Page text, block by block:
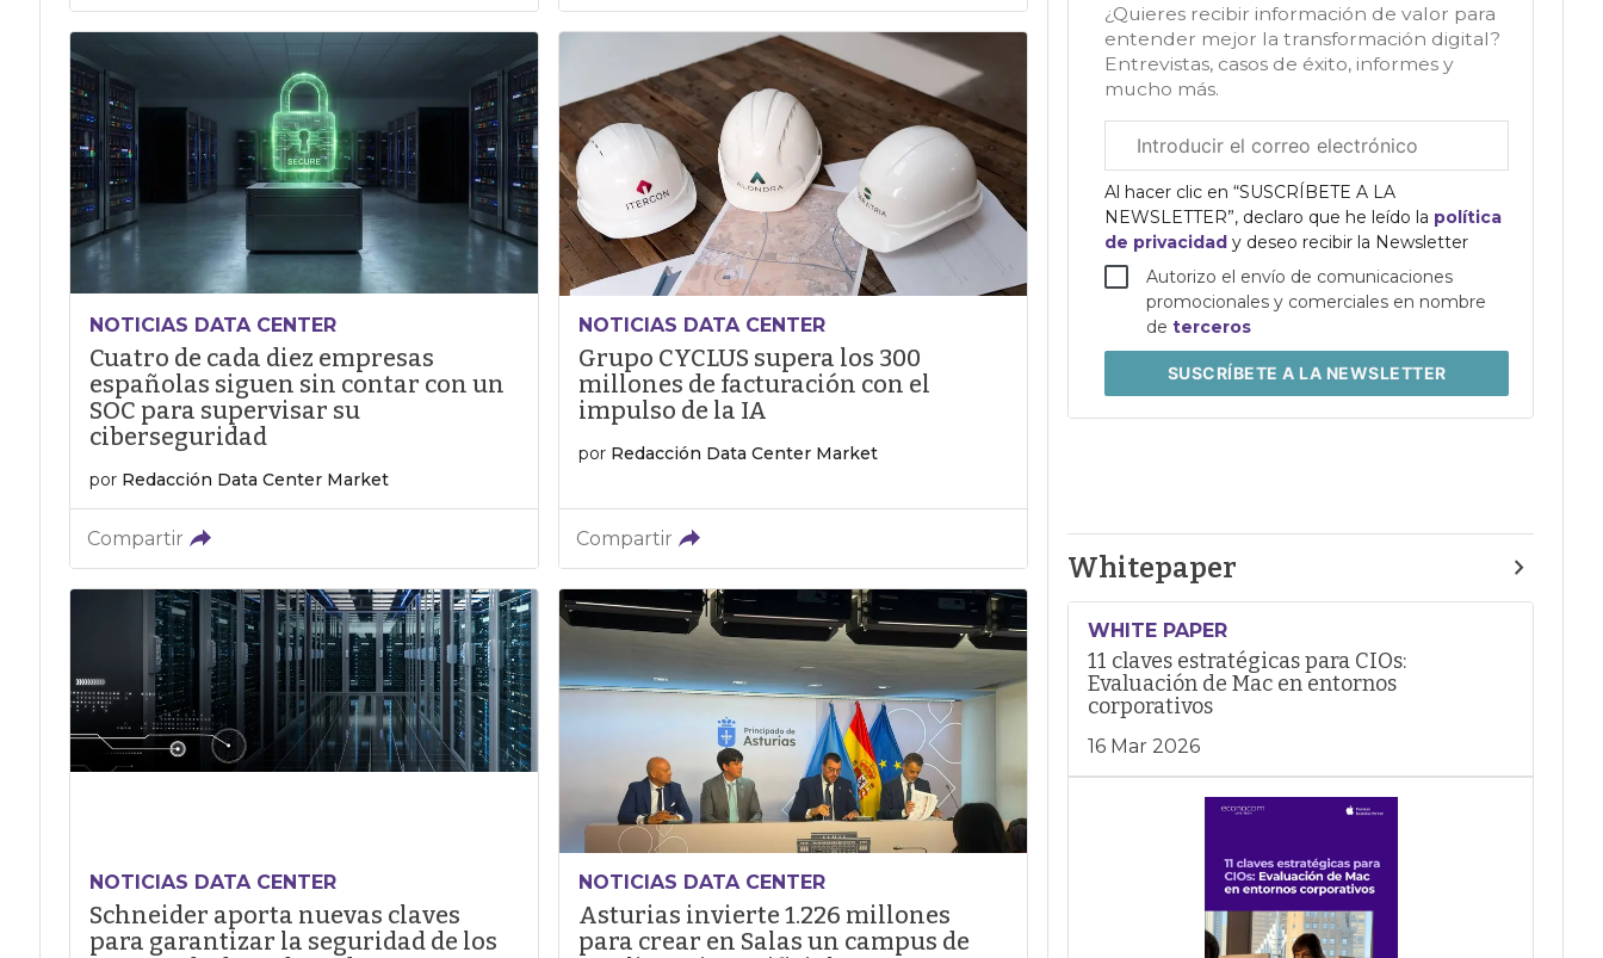
NOTICIAS DATA CENTER
Cuatro de cada diez empresas
españolas siguen sin contar con un
SOC para supervisar su
ciberseguridad
por Redacción Data Center Market
Compartir
NOTICIAS DATA CENTER
Grupo CYCLUS supera los 300
millones de facturación con el
impulso de la IA
por Redacción Data Center Market
Compartir
NOTICIAS DATA CENTER
Schneider aporta nuevas claves
para garantizar la seguridad de los
NOTICIAS DATA CENTER
Asturias invierte 1.226 millones
para crear en Salas un campus de
¿Quieres recibir información de valor para
entender mejor la transformación digital?
Entrevistas, casos de éxito, informes y
mucho más.
electrónico
corporativo
Al hacer clic en “SUSCRÍBETE A LA
NEWSLETTER”, declaro que he leído la política
de privacidady deseo recibir la Newsletter
Autorizo el envío de comunicaciones
promocionales y comerciales en nombre
deterceros
SUSCRÍBETEA LA NEWSLETTER
Whitepaper
WHITE PAPER
11 claves estratégicas para CIOs:
Evaluación de Mac en entornos
corporativos
16 Mar 2026